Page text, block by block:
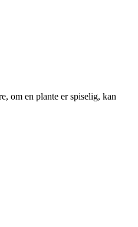
om en plante er spiselig, kan